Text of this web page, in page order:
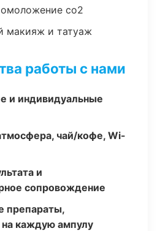
co2
макияж и татуаж
работы с нами
и индивидуальные
чай/кофе, Wi-
и
сопровождение
препараты,
каждую ампулу